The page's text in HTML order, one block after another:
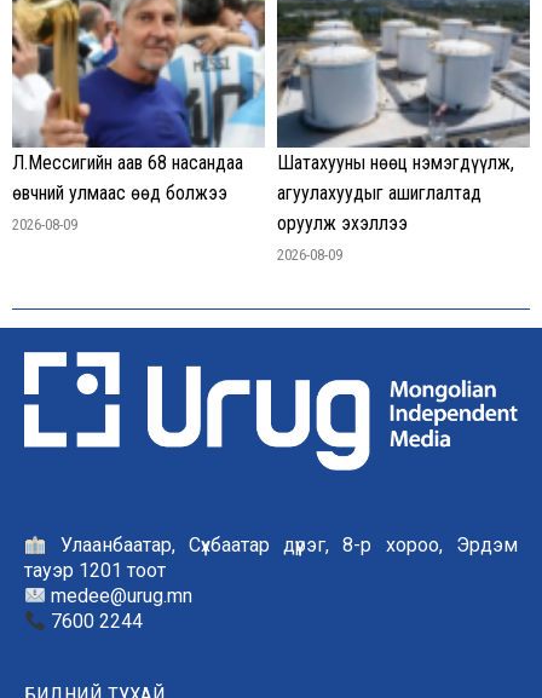
Л.Мессигийн аав 68 насандаа
өвчний улмаас өөд болжээ
2026-08-09
Шатахууны нөөц нэмэгдүүлж,
агуулахуудыг ашиглалтад
оруулж эхэллээ
2026-08-09
Улаанбаатар, Сүхбаатар дүүрэг, 8-р хороо, Эрдэм
тауэр 1201 тоот
medee@urug.mn
7600 2244